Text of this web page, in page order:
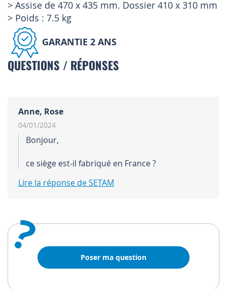
> Assise de 470 x 435 mm. Dossier 410 x 310 mm
> Poids : 7.5 kg
GARANTIE 2 ANS
QUESTIONS / RÉPONSES
Anne, Rose
04/01/2024
Bonjour,
ce siège est-il fabriqué en France ?
Lire la réponse de SETAM
? Poser ma question